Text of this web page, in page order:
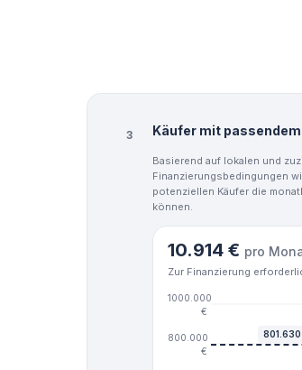
3 Käufer mit
Basierend auf lokalen und
Finanzierungsbedingungen
potenziellen Käufer die
können.
10.914 € pro
Zur Finanzierung
1000.000
€
800.000
€